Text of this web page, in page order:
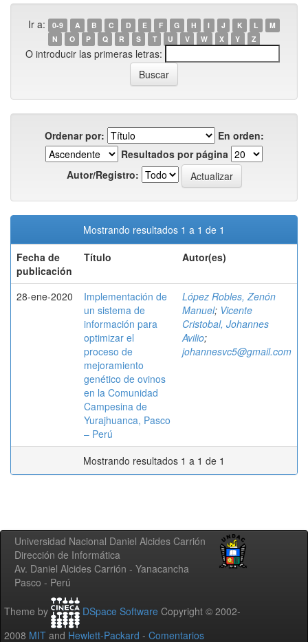
Ir a: 0-9 A B C D E F G H I J K L
M
N
O P Q R S T U V W X Y Z
O introducir las primeras letras:
Ordenar por:
En orden:
Resultados por página
Autor/Registro:
Mostrando resultados 1 a 1 de 1
Fecha de
publicación
Título Autor(es)
28-ene-2020
Implementación de
un sistema de
información para
optimizar el
proceso de
mejoramiento
genético de ovinos
en la Comunidad
Campesina de
Yurajhuanca, Pasco
– Perú
López Robles, Zenón
Manuel; Vicente
Cristobal, Johannes
Avilio;
johannesvc5@gmail.com
Mostrando resultados 1 a 1 de 1
Universidad Nacional Daniel Alcides Carrión
Dirección de Informática
Av. Daniel Alcides Carrión - Yanacancha
Pasco - Perú
Theme by DSpace Software Copyright © 2002-
2008 MIT and Hewlett-Packard - Comentarios